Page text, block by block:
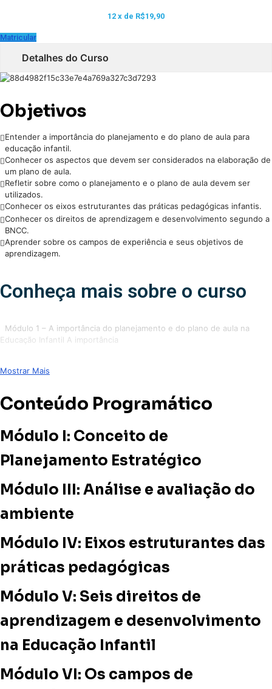
12 x de R$19,90
Matricular
Detalhes do Curso
Objetivos
Entender a importância do planejamento e do plano de aula para
educação infantil.
Conhecer os aspectos que devem ser considerados na elaboração de
um plano de aula.
Refletir sobre como o planejamento e o plano de aula devem ser
utilizados.
Conhecer os eixos estruturantes das práticas pedagógicas infantis.
Conhecer os direitos de aprendizagem e desenvolvimento segundo a
BNCC.
Aprender sobre os campos de experiência e seus objetivos de
aprendizagem.
Conheça mais sobre o curso
Módulo 1 – A importância do planejamento e do plano de aula na
Educação Infantil A importância
Mostrar Mais
Conteúdo Programático
Módulo I: Conceito de
Planejamento Estratégico
Módulo III: Análise e avaliação do
ambiente
Módulo IV: Eixos estruturantes das
práticas pedagógicas
Módulo V: Seis direitos de
aprendizagem e desenvolvimento
na Educação Infantil
Módulo VI: Os campos de